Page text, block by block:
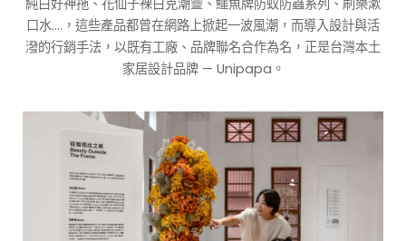
純白好神拖、花仙子裸白克潮靈、鱷魚牌防蚊防蟲系列、刷樂漱
口水….，這些產品都曾在網路上掀起一波風潮，而導入設計與活
潑的行銷手法，以既有工廠、品牌聯名合作為名，正是台灣本土
家居設計品牌 — Unipapa。